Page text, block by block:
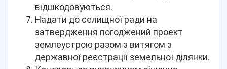
відшкодовуються.
Надати до селищної ради на
затвердження погоджений проект
землеустрою разом з витягом з
державної реєстрації земельної ділянки.